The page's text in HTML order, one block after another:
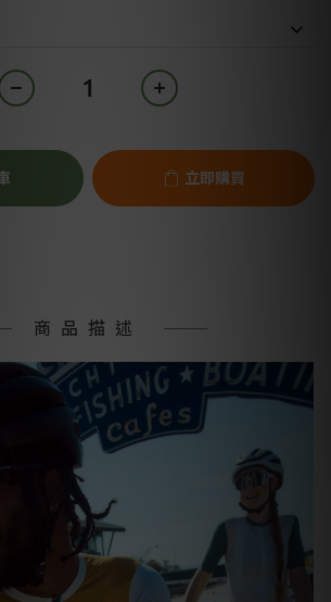
立即購買
商品描述